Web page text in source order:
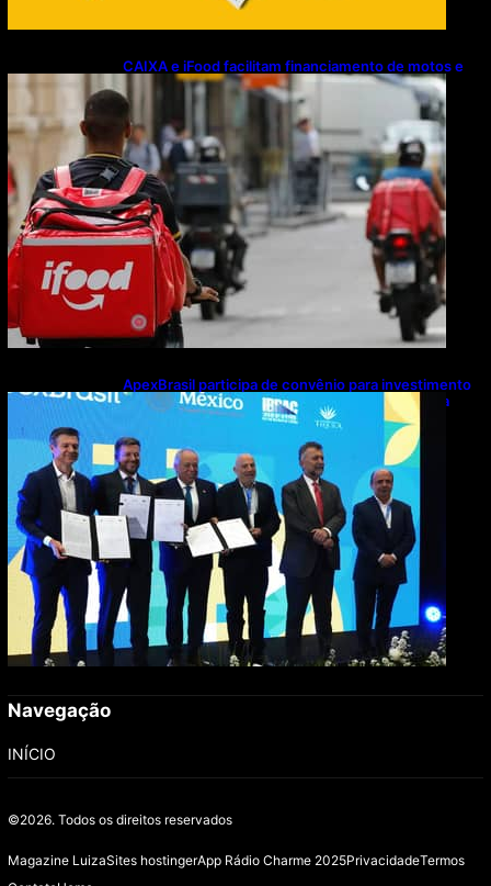
CAIXA e iFood facilitam financiamento de motos e
bicicletas elétricas para entregadores
ApexBrasil participa de convênio para investimento
de R$ 2,63 milhões em exportações de cachaça
Navegação
INÍCIO
©2026. Todos os direitos reservados
Magazine LuizaSites hostingerApp Rádio Charme 2025PrivacidadeTermos